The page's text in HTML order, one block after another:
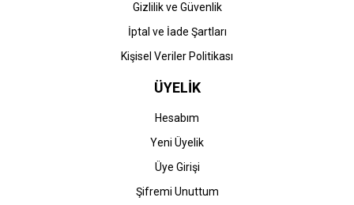
Gizlilik ve Güvenlik
İptal ve İade Şartları
Kişisel Veriler Politikası
ÜYELİK
Hesabım
Yeni Üyelik
Üye Girişi
Şifremi Unuttum